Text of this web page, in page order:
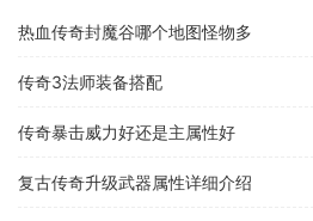
热血传奇封魔谷哪个地图怪物多
传奇3法师装备搭配
传奇暴击威力好还是主属性好
复古传奇升级武器属性详细介绍